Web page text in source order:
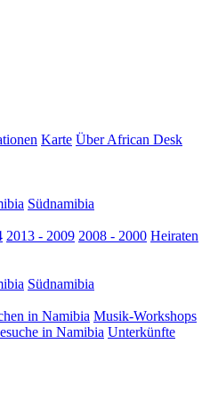
Karte Über African Desk
Südnamibia
2013 - 2009 2008 - 2000 Heiraten
Südnamibia
in Namibia Musik-Workshops
in Namibia Unterkünfte